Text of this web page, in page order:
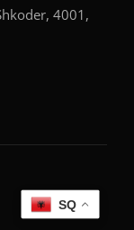
4001,
SQ